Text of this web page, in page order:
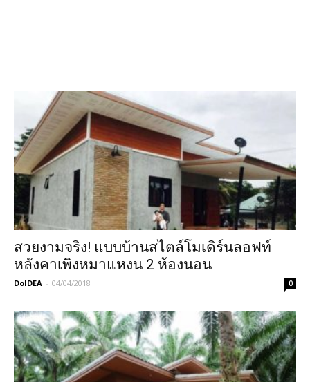
สวยงามจริง! แบบบ้านสไตล์โมเดิร์นลอฟท์
หลังคาเพิงหมาแหงน 2 ห้องนอน
DoIDEA - 04/04/2018 0